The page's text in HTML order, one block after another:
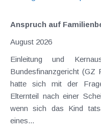
Anspruch auf
August 2026
Einleitung und
Bundesfinanzgericht (GZ
hatte sich mit der
Elternteil nach einer
wenn sich das Kind
eines...